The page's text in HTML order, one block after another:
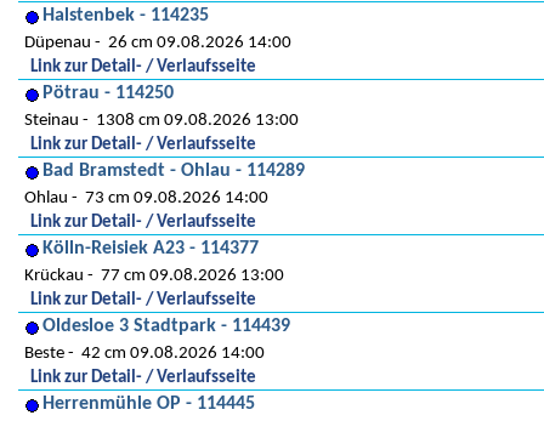
Halstenbek - 114235
Düpenau
26 cm 09.08.2026 14:00
Link zur Detail- / Verlaufsseite
Pötrau - 114250
Steinau
1308 cm 09.08.2026 13:00
Link zur Detail- / Verlaufsseite
Bad Bramstedt - Ohlau - 114289
Ohlau
73 cm 09.08.2026 14:00
Link zur Detail- / Verlaufsseite
Kölln-Reisiek A23 - 114377
Krückau
77 cm 09.08.2026 13:00
Link zur Detail- / Verlaufsseite
Oldesloe 3 Stadtpark - 114439
Beste
42 cm 09.08.2026 14:00
Link zur Detail- / Verlaufsseite
Herrenmühle OP - 114445